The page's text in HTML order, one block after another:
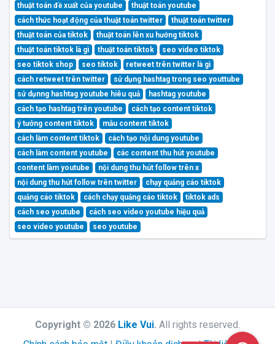
thuật toán đề xuất của youtube
thuật toán youtube
cách thức hoạt động của thuật toán twitter
thuật toán twitter
thuật toán của tiktok
thuật toán lên xu hướng tiktok
thuật toán tiktok là gì
thuật toán tiktok
seo video tiktok
seo tiktok shop
seo tiktok
retweet trên twitter là gì
cách retweet trên twitter
sử dụng hashtag trong seo youttube
sử dụnng hashtag youtube hiêu quả
hashtag youtube
cách tạo hashtag trên youtube
cách tạo content tiktok
ý tưởng content tiktok
mẫu content tiktok
cách làm content tiktok
cách tạo nội dung youtube
cách làm content youtube
các content thu hút youtube
content làm youtube
nội dung thu hút follow trên x
nội dung thu hút follow trên twitter
chạy quảng cáo tiktok
quảng cáo tiktok
cách chạy quảng cáo tiktok
tiktok ads
cách seo youtube
cách seo video youtube hiệu quả
seo video youtube
seo youtube
Copyright © 2026 Like Vui. All rights reserved.